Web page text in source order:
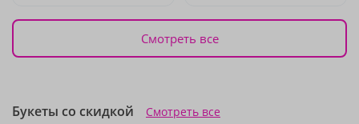
Смотреть все
Букеты со скидкой Смотреть все